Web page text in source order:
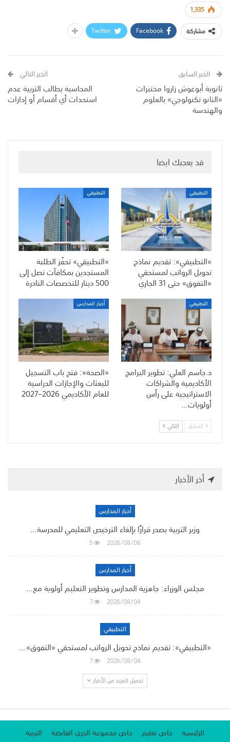
1,335
مشاركة
Facebook
Twitter
الخبر السابق
ثانوية أبوغوش زاروا مختبرات
«النانو تكنولوجي» بالعلوم
والهندسة
الخبر التالي
المحاسبة يطالب التربية عدم
استحداث أي أقسام أو إدارات
قد يعجبك ايضا
التطبيقي
«التطبيقي»: تقديم نماذج
تحويل الرواتب لمستحقي
«التفوق» حتى 31 الجاري
التطبيقي
«التطبيقي» تحفّز الطلبة
المستجدين بمكافآت تصل إلى
500 دينار للتخصصات النادرة
التطبيقي
د.جاسم العلي: تطوير البرامج
الأكاديمية والشراكات
الاستراتيجية على رأس
أولويات…
أخبار المدارس
«الصحة»: فتح باب التسجيل
للبعثات والإجازات الدراسية
للعام الأكاديمي 2026–2027
السابق التالي
أخر الأخبار
أخبار المدارس
وزير التربية يصدر قرارًا بإلغاء الترخيص التعليمي للمدرسة…
2026/08/06
5
أخبار المدارس
مجلس الوزراء: جاهزية المدارس وتطوير التعليم أولوية مع…
2026/08/04
7
التطبيقي
«التطبيقي»: تقديم نماذج تحويل الرواتب لمستحقي «التفوق»…
2026/08/04
7
تحميل المزيد من الأخبار
الرئيسية خاص تعليم خاص مجموعة الجري القابضة
التربية